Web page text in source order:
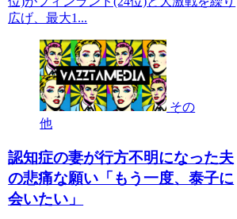
広げ、最大1...
その
他
認知症の妻が行方不明になった夫
の悲痛な願い「もう一度、泰子に
会いたい」